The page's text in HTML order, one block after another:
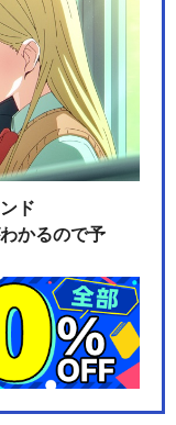
ド
かるので予